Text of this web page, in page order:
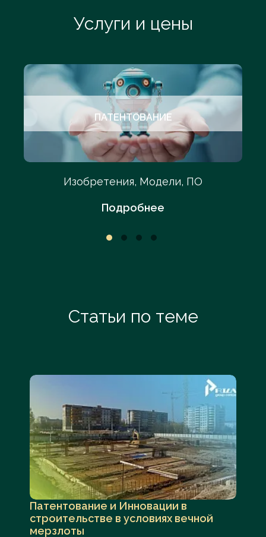
Услуги и цены
ПАТЕНТОВАНИЕ
Изобретения, Модели, ПО
Подробнее
Статьи по теме
Патентование и Инновации в
строительстве в условиях вечной
мерзлоты